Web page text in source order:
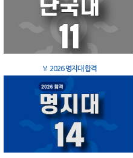
🏅 2026 명지대 합격